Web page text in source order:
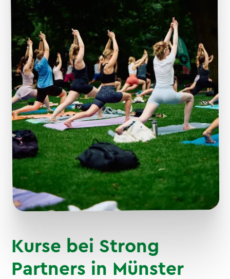
Kurse bei Strong
Partners in Münster